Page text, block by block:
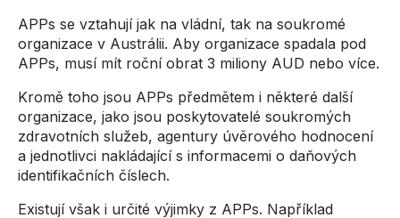
APPs se vztahují jak na vládní, tak na soukromé
organizace v Austrálii. Aby organizace spadala pod
APPs, musí mít roční obrat 3 miliony AUD nebo více.
Kromě toho jsou APPs předmětem i některé další
organizace, jako jsou poskytovatelé soukromých
zdravotních služeb, agentury úvěrového hodnocení
a jednotlivci nakládající s informacemi o daňových
identifikačních číslech.
Existují však i určité výjimky z APPs. Například